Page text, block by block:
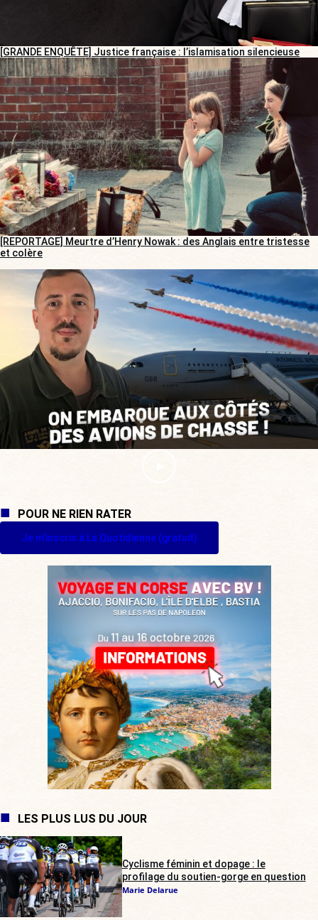
[GRANDE ENQUÊTE] Justice française : l’islamisation silencieuse
[REPORTAGE] Meurtre d’Henry Nowak : des Anglais entre tristesse
et colère
POUR NE RIEN RATER
Je m'inscris à La Quotidienne (gratuit)
LES PLUS LUS DU JOUR
Cyclisme féminin et dopage : le
profilage du soutien-gorge en question
Marie Delarue